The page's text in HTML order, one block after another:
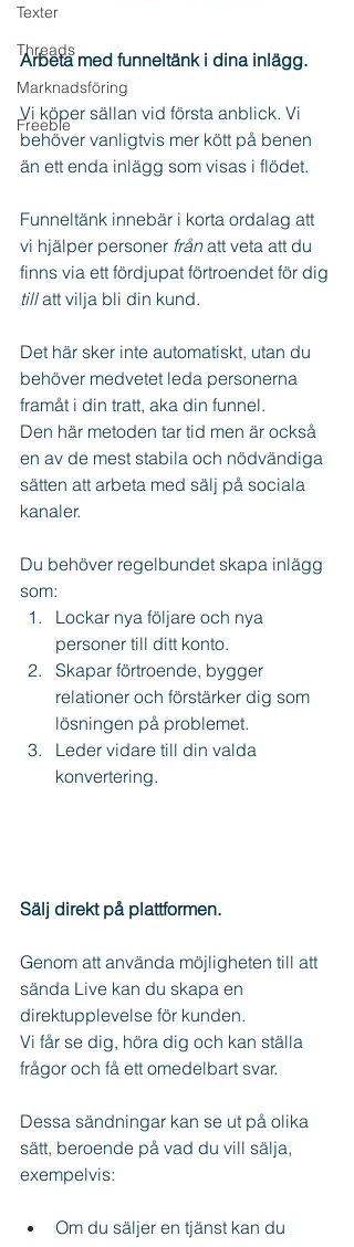
Texter
Threads
Marknadsföring
Freebie
Arbeta med funneltänk i dina inlägg.
Vi köper sällan vid första anblick. Vi
behöver vanligtvis mer kött på benen
än ett enda inlägg som visas i flödet.
Funneltänk innebär i korta ordalag att
vi hjälper personer från att veta att du
finns via ett fördjupat förtroendet för dig
till att vilja bli din kund.
Det här sker inte automatiskt, utan du
behöver medvetet leda personerna
framåt i din tratt, aka din funnel.
Den här metoden tar tid men är också
en av de mest stabila och nödvändiga
sätten att arbeta med sälj på sociala
kanaler.
Du behöver regelbundet skapa inlägg
som:
Lockar nya följare och nya
personer till ditt konto.
Skapar förtroende, bygger
relationer och förstärker dig som
lösningen på problemet.
Leder vidare till din valda
konvertering.
Sälj direkt på plattformen.
Genom att använda möjligheten till att
sända Live kan du skapa en
direktupplevelse för kunden.
Vi får se dig, höra dig och kan ställa
frågor och få ett omedelbart svar.
Dessa sändningar kan se ut på olika
sätt, beroende på vad du vill sälja,
exempelvis:
Om du säljer en tjänst kan du